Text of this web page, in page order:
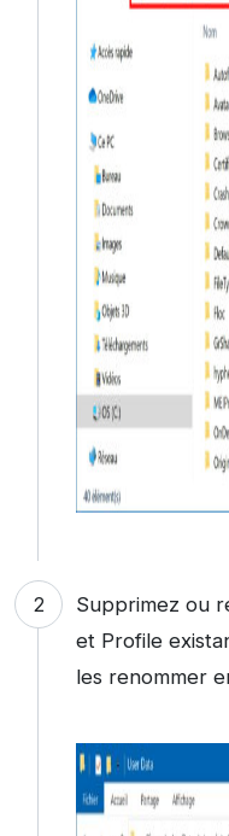
Supprimez ou
et Profile
les renommer